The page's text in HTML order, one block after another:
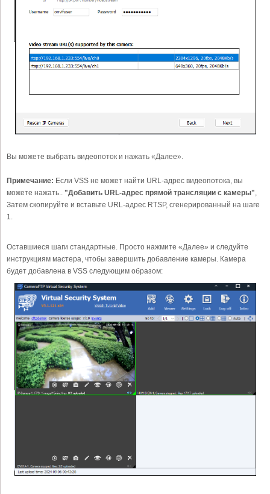
Вы можете выбрать видеопоток и нажать «Далее».
Примечание: Если VSS не может найти URL-адрес видеопотока, вы
можете нажать.. "Добавить URL-адрес прямой трансляции с камеры",
Затем скопируйте и вставьте URL-адрес RTSP, сгенерированный на шаге
1.
Оставшиеся шаги стандартные. Просто нажмите «Далее» и следуйте
инструкциям мастера, чтобы завершить добавление камеры. Камера
будет добавлена в VSS следующим образом: